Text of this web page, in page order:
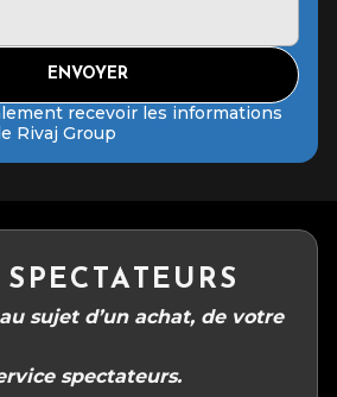
recevoir les informations
Rivaj Group
sujet d’un achat, de votre
spectateurs.